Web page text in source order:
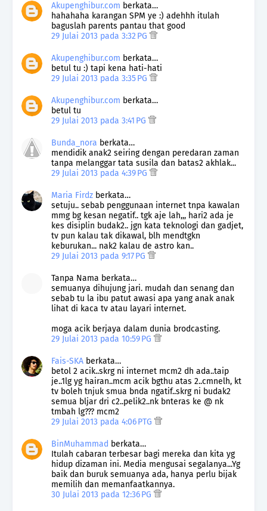
Akupenghibur.com berkata…
hahahaha karangan SPM ye :) adehhh itulah
baguslah parents pantau that good
29 Julai 2013 pada 3:32 PG
Akupenghibur.com berkata…
betul tu :) tapi kena hati-hati
29 Julai 2013 pada 3:35 PG
Akupenghibur.com berkata…
betul tu
29 Julai 2013 pada 3:41 PG
Bunda_nora berkata…
mendidik anak2 seiring dengan peredaran zaman
tanpa melanggar tata susila dan batas2 akhlak...
29 Julai 2013 pada 4:39 PG
Maria Firdz berkata…
setuju.. sebab penggunaan internet tnpa kawalan
mmg bg kesan negatif.. tgk aje lah,,, hari2 ada je
kes disiplin budak2.. jgn kata teknologi dan gadjet,
tv pun kalau tak dikawal, blh mendtgkn
keburukan... nak2 kalau de astro kan..
29 Julai 2013 pada 9:17 PG
Tanpa Nama berkata…
semuanya dihujung jari. mudah dan senang dan
sebab tu la ibu patut awasi apa yang anak anak
lihat di kaca tv atau layari internet.
moga acik berjaya dalam dunia brodcasting.
29 Julai 2013 pada 10:59 PG
Fais-SKA berkata…
betol 2 acik..skrg ni internet mcm2 dh ada..taip
je..1lg yg hairan..mcm acik bgthu atas 2..cmnelh, kt
tv boleh tnjuk smua bnda ngatif..skrg ni budak2
semua bljar dri c2..pelik2..nk bnteras ke @ nk
tmbah lg??? mcm2
29 Julai 2013 pada 4:06 PTG
BinMuhammad berkata…
Itulah cabaran terbesar bagi mereka dan kita yg
hidup dizaman ini. Media mengusai segalanya...Yg
baik dan buruk semuanya ada, hanya perlu bijak
memilih dan memanfaatkannya.
30 Julai 2013 pada 12:36 PG